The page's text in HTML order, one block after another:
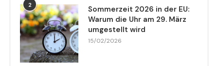
2
Sommerzeit 2026 in der EU:
Warum die Uhr am 29. März
umgestellt wird
15/02/2026